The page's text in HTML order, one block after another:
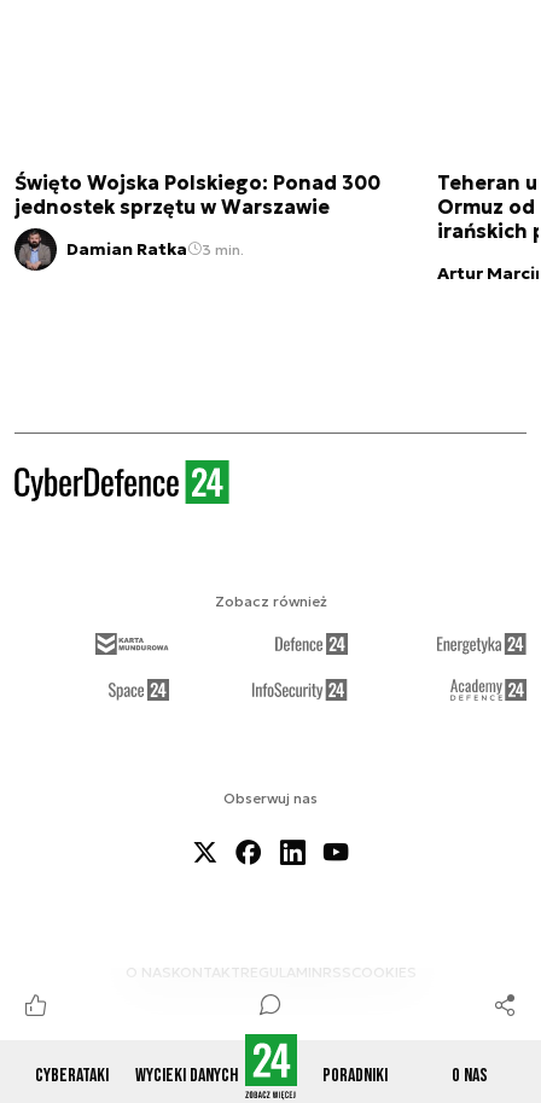
Cyberataki Wycieki danych Poradniki O nas
Święto Wojska Polskiego: Ponad 300
jednostek sprzętu w Warszawie
Damian Ratka 3 min.
Teheran
Ormuz
irańskich
Artur
Obserwuj nas
O NAS KONTAKTREGULAMINRSS COOKIES
Zobacz również
© 2012-2026 CYBERDEFENCE24